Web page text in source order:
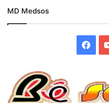
MD Medsos